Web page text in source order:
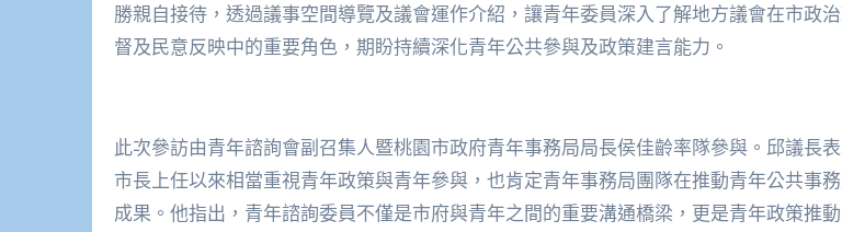
勝親自接待，透過議事空間導覽及議會運作介紹，讓青年委員深入了解地方議會在市政
督及民意反映中的重要角色，期盼持續深化青年公共參與及政策建言能力。
此次參訪由青年諮詢會副召集人暨桃園市政府青年事務局局長侯佳齡率隊參與。邱議長
市長上任以來相當重視青年政策與青年參與，也肯定青年事務局團隊在推動青年公共事
成果。他指出，青年諮詢委員不僅是市府與青年之間的重要溝通橋梁，更是青年政策推